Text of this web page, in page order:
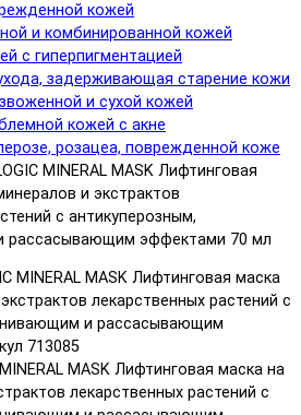
кожей
и комбинированной кожей
с гиперпигментацией
задерживающая старение кожи
и сухой кожей
кожей с акне
розацеа, поврежденной коже
MINERAL MASK Лифтинговая
и экстрактов
с антикуперозным,
рассасывающим эффектами 70 мл
MASK Лифтинговая маска на
лекарственных растений с